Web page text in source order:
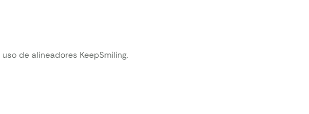
de alineadores KeepSmiling.